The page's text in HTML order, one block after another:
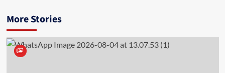
More Stories